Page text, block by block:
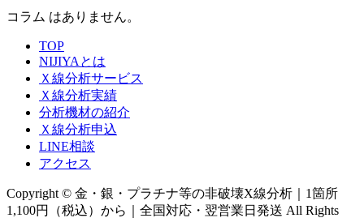
コラム はありません。
TOP
NIJIYAとは
Ｘ線分析サービス
Ｘ線分析実績
分析機材の紹介
Ｘ線分析申込
LINE相談
アクセス
Copyright © 金・銀・プラチナ等の非破壊X線分析｜1箇所
1,100円（税込）から｜全国対応・翌営業日発送 All Rights